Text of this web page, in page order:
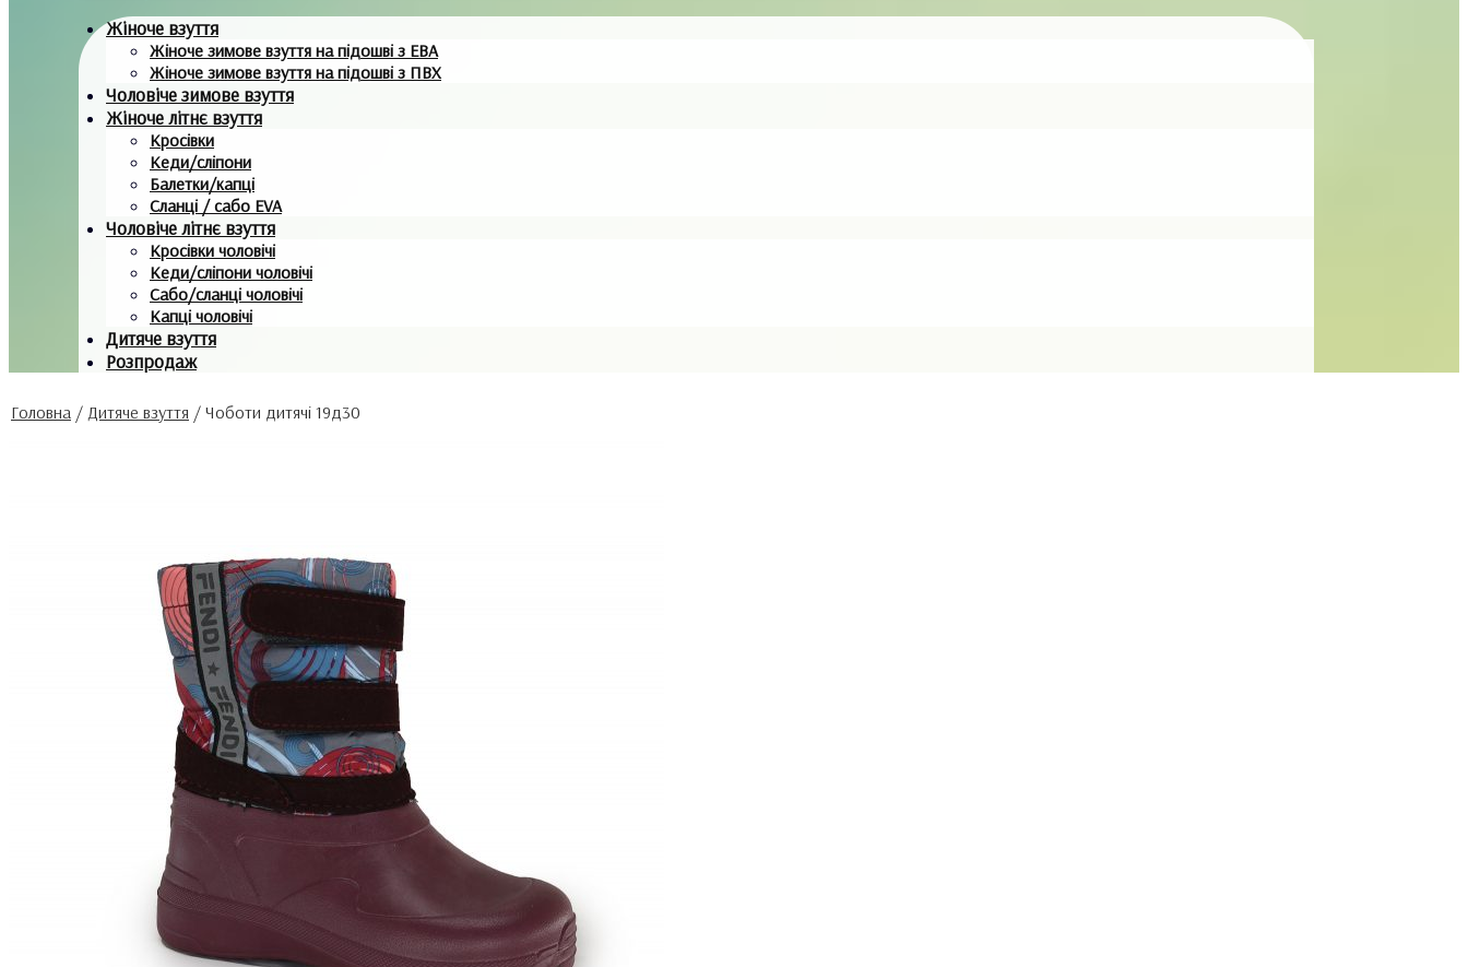
Жіноче взуття
Жіноче зимове взуття на підошві з ЕВА
Жіноче зимове взуття на підошві з ПВХ
Чоловіче зимове взуття
Жіноче літнє взуття
Кросівки
Кеди/сліпони
Балетки/капці
Сланці / сабо EVA
Чоловіче літнє взуття
Кросівки чоловічі
Кеди/сліпони чоловічі
Сабо/сланці чоловічі
Капці чоловічі
Дитяче взуття
Розпродаж
Головна / Дитяче взуття / Чоботи дитячі 19д30